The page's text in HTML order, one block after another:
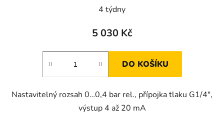
4 týdny
5 030 Kč
DO KOŠÍKU
Nastavitelný rozsah 0…0,4 bar rel., přípojka tlaku G1/4",
výstup 4 až 20 mA